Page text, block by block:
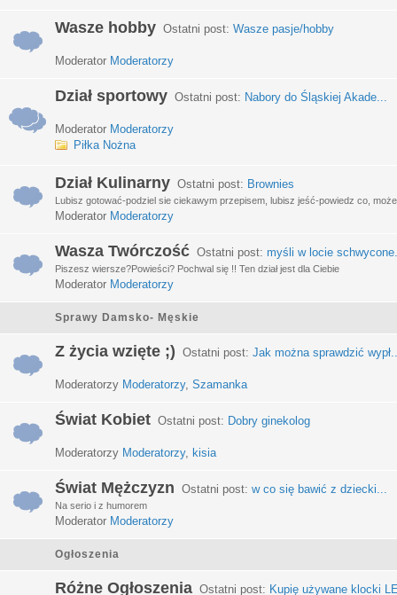
Wasze hobby Ostatni post: Wasze pasje/hobby
Moderator Moderatorzy
Dział sportowy Ostatni post: Nabory do Śląskiej Akade...
Moderator Moderatorzy
Piłka Nożna
Dział Kulinarny Ostatni post: Brownies
Lubisz gotować-podziel sie ciekawym przepisem, lubisz jeść-powiedz co,
Moderator Moderatorzy
Wasza Twórczość Ostatni post: myśli w locie
Piszesz wiersze?Powieści? Pochwal się !! Ten dział jest dla Ciebie
Moderator Moderatorzy
Sprawy Damsko- Męskie
Z życia wzięte ;) Ostatni post: Jak można sprawdzić
Moderatorzy Moderatorzy, Szamanka
Świat Kobiet Ostatni post: Dobry ginekolog
Moderatorzy Moderatorzy, kisia
Świat Mężczyzn Ostatni post: w co się bawić z dziecki...
Na serio i z humorem
Moderator Moderatorzy
Ogłoszenia
Różne Ogłoszenia Ostatni post: Kupię używane klocki